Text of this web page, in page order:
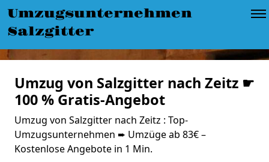
Umzugsunternehmen
Salzgitter
Umzug von Salzgitter nach Zeitz ☛
100 % Gratis-Angebot
Umzug von Salzgitter nach Zeitz : Top-
Umzugsunternehmen ➨ Umzüge ab 83€ –
Kostenlose Angebote in 1 Min.